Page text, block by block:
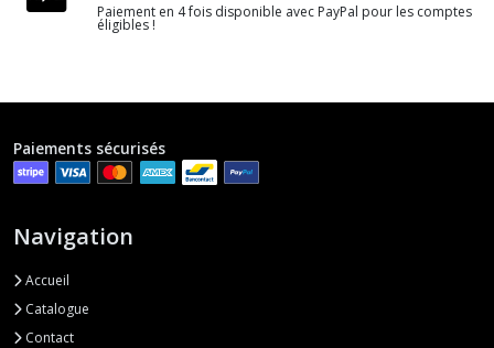
Paiement en 4 fois disponible avec PayPal pour les comptes
éligibles !
Paiements sécurisés
Navigation
Accueil
Catalogue
Contact